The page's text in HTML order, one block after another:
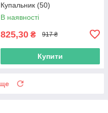
Купальник (50)
В наявності
825,30 ₴ 917 ₴
Купити